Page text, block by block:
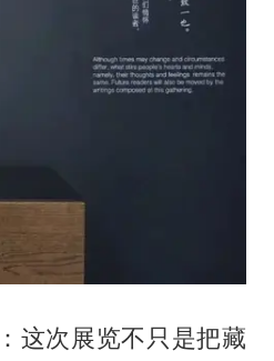
这次展览不只是把藏